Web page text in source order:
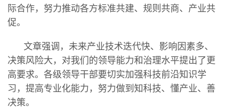
际合作，努力推动各方标准共建、规则共商、产业共
促。
文章强调，未来产业技术迭代快、影响因素多、
决策风险大，对我们的领导能力和治理水平提出了更
高要求。各级领导干部要切实加强科技前沿知识学
习，提高专业化能力，努力做到知科技、懂产业、善
决策。